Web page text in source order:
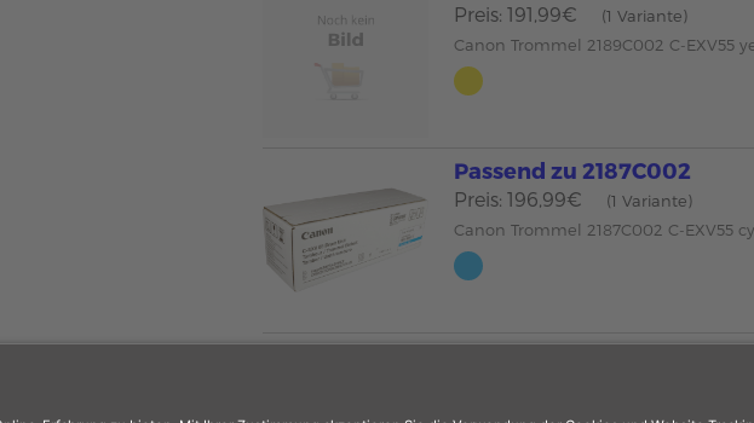
Preis: 191,99€
(1 Variante)
Canon Trommel 2189C002 C-EXV55
Passend zu 2187C002
Preis: 196,99€
(1 Variante)
Canon Trommel 2187C002 C-EXV55